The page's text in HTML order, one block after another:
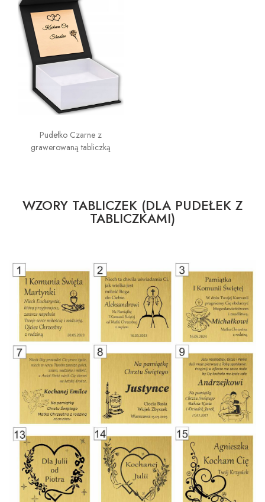
Pudełko Czarne z
grawerowaną tabliczką
WZORY TABLICZEK (DLA PUDEŁEK Z
TABLICZKAMI)